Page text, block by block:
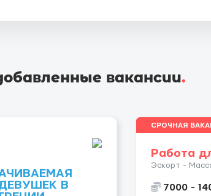
вакансии.
В
СРОЧНАЯ
Работа
Эскорт -
7000 -